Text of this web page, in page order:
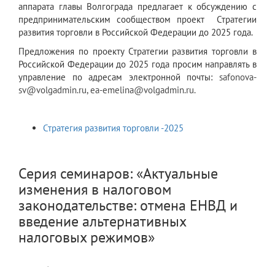
аппарата главы Волгограда предлагает к обсуждению с
предпринимательским сообществом проект Стратегии
развития торговли в Российской Федерации до 2025 года.
Предложения по проекту Стратегии развития торговли в
Российской Федерации до 2025 года просим направлять в
управление по адресам электронной почты: safonova-
sv@volgadmin.ru,ea-emelina@volgadmin.ru.
Стратегия развития торговли -2025
Серия семинаров: «Актуальные
изменения в налоговом
законодательстве: отмена ЕНВД и
введение альтернативных
налоговых режимов»